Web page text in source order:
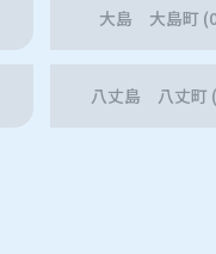
大島 大島町
八丈島 八丈町